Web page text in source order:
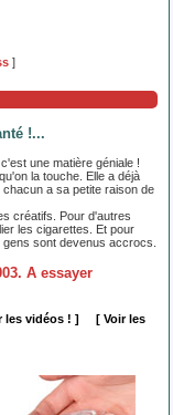
]
!...
une matière géniale !
la touche. Elle a déjà
a sa petite raison de
créatifs. Pour d'autres
les cigarettes. Et pour
sont devenus accrocs.
A essayer
les vidéos ! ]
[ Voir les